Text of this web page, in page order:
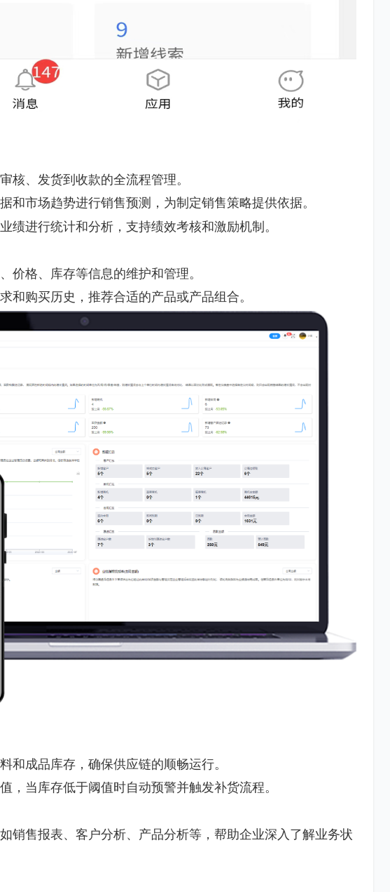
核、发货到收款的全流程管理。
和市场趋势进行销售预测，为制定销售策略提供依据。
绩进行统计和分析，支持绩效考核和激励机制。
价格、库存等信息的维护和管理。
和购买历史，推荐合适的产品或产品组合。
和成品库存，确保供应链的顺畅运行。
，当库存低于阈值时自动预警并触发补货流程。
销售报表、客户分析、产品分析等，帮助企业深入了解业务状